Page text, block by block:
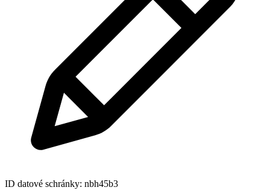
ID datové schránky: nbh45b3